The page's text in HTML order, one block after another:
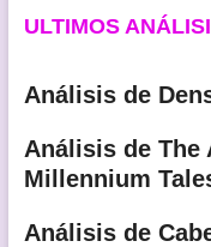
ULTIMOS
Análisis de
Análisis de The
Millennium
Análisis de